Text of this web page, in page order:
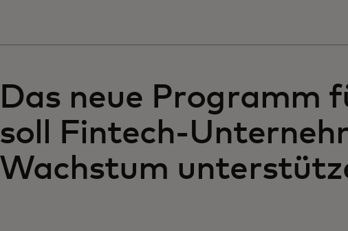
Das neue Programm
soll Fintech-
Wachstum